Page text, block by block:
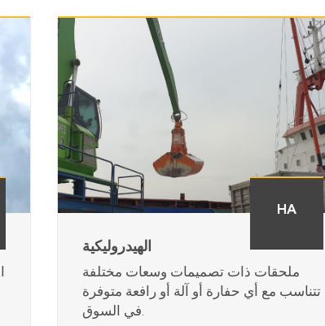
HA
الهيدروليكية
ملحقات ذات تصميمات وسعات مختلفة
تتناسب مع أي حفارة أو آلة أو رافعة متوفرة